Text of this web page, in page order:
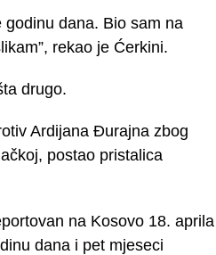
godinu dana. Bio sam na
rekao je Ćerkini.
drugo.
Ardijana Đurajna zbog
postao pristalica
na Kosovo 18. aprila
dana i pet mjeseci